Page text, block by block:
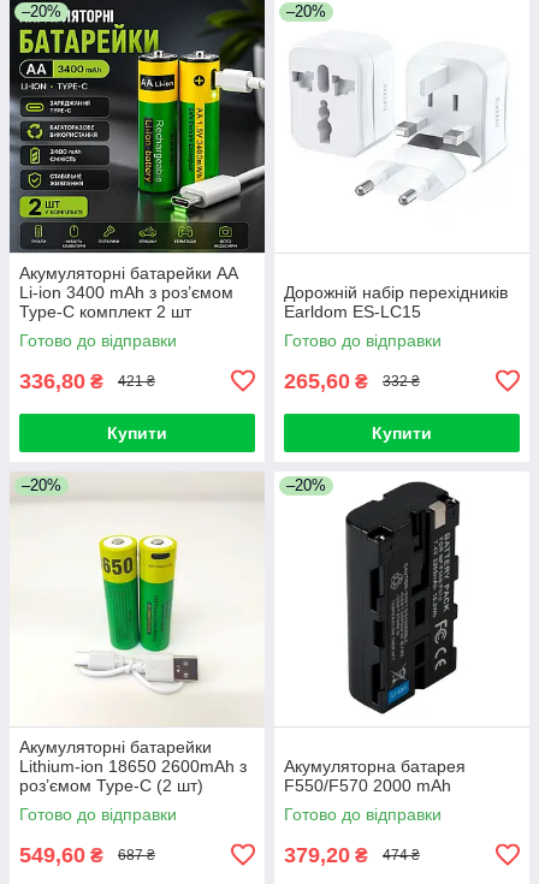
–20%
Акумуляторні батарейки AA
Li-ion 3400 mAh з роз’ємом
Type-C комплект 2 шт
Готово до відправки
336,80 ₴ 421 ₴
Купити
–20%
Дорожній набір перехідників
Earldom ES-LC15
Готово до відправки
265,60 ₴ 332 ₴
Купити
–20%
Акумуляторні батарейки
Lithium-ion 18650 2600mAh з
роз’ємом Type-C (2 шт)
Готово до відправки
549,60 ₴ 687 ₴
–20%
Акумуляторна батарея
F550/F570 2000 mAh
Готово до відправки
379,20 ₴ 474 ₴